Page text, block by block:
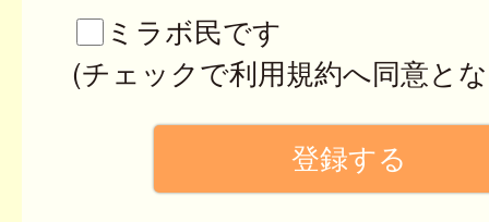
ミラボ民です
(チェックで利用規約へ同意と